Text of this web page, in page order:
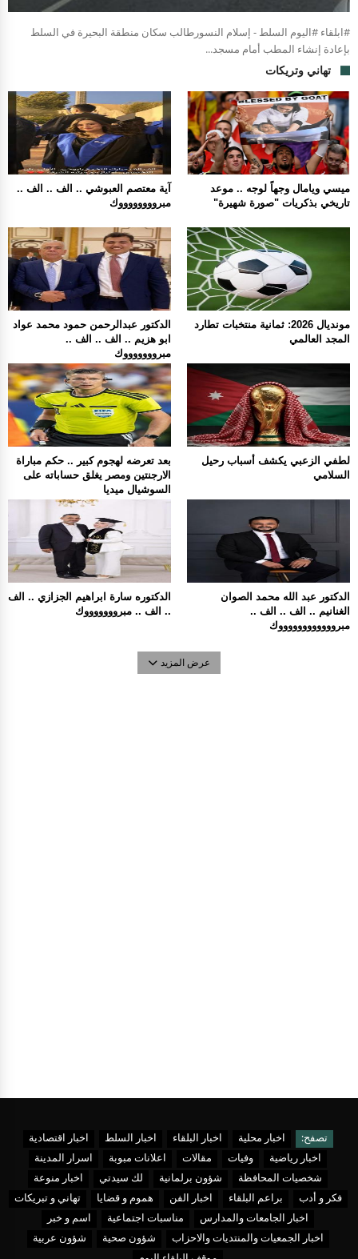
#ابلقاء #اليوم السلط - إسلام النسورطالب سكان منطقة البحيرة في السلط
بإعادة إنشاء المطب أمام مسجد...
تهاني وتريكات
آية معتصم العبوشي .. الف .. الف ..
مبرووووووووك
ميسي ويامال وجهاً لوجه .. موعد
تاريخي بذكريات "صورة شهيرة"
الدكتور عبدالرحمن حمود محمد عواد
ابو هزيم .. الف .. الف ..
مبروووووووك
مونديال 2026: ثمانية منتخبات تطارد
المجد العالمي
بعد تعرضه لهجوم كبير .. حكم مباراة
الارجنتين ومصر يغلق حساباته على
السوشيال ميديا
لطفي الزعبي يكشف أسباب رحيل
السلامي
الدكتوره سارة ابراهيم الجزازي .. الف
.. الف .. مبروووووووك
الدكتور عبد الله محمد الصوان
الغنانيم .. الف .. الف ..
مبرووووووووووووك
عرض المزيد
تصفح: اخبار محلية اخبار البلقاء اخبار السلط
اخبار اقتصادية
اخبار رياضية
وفيات مقالات اعلانات مبوبة
اسرار المدينة
شخصيات المحافظة
شؤون برلمانية لك سيدتي
اخبار منوعة
فكر و أدب
براعم البلقاء اخبار الفن هموم و قضايا
تهاني و تبريكات
اخبار الجامعات والمدارس
مناسبات اجتماعية
اسم و خبر
اخبار الجمعيات والمنتديات والاحزاب
شؤون صحية
شؤون عربية